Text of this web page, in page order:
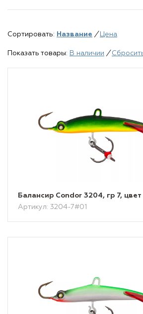
Сортировать: Название / Цена
Показать товары: В наличии /
Балансир Condor 3204, гр 7, цвет
Артикул: 3204-7#01